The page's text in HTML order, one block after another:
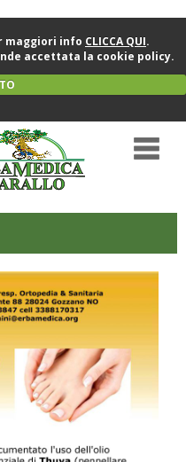
maggiori info CLICCA QUI.
accettata la cookie policy.